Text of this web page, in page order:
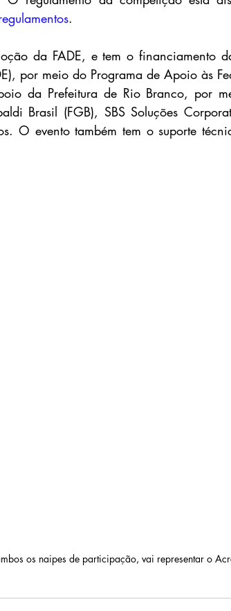
.
da FADE, e tem o financiamento
por meio do Programa de Apoio às
da Prefeitura de Rio Branco, por
Brasil (FGB), SBS Soluções
O evento também tem o suporte
os naipes de participação, vai representar o